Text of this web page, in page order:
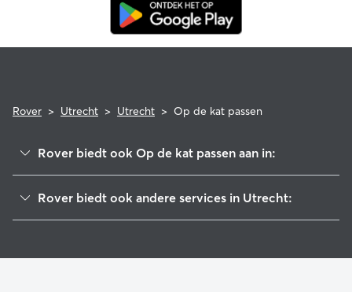
Rover > Utrecht > Utrecht > Op de kat passen
Rover biedt ook Op de kat passen aan in:
Zeist
Rover biedt ook andere services in Utrecht: